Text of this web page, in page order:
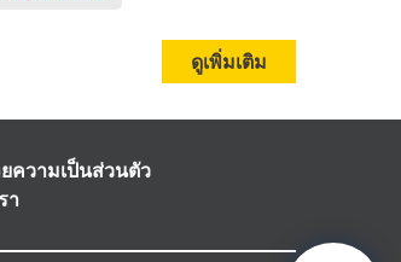
ดูเพิ่มเติม
ความเป็นส่วนตัว
า